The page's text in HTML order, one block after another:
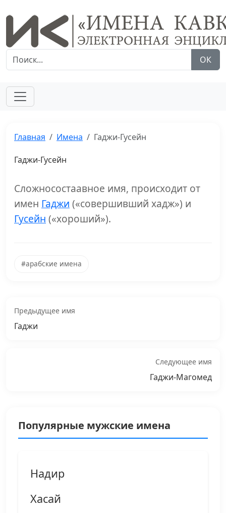
ОК
Главная Имена Гаджи-Гусейн
Гаджи-Гусейн
Сложносостаавное имя, происходит от
имен Гаджи («совершивший хадж») и
Гусейн («хороший»).
#арабские имена
Предыдущее имя
Гаджи
Следующее имя
Гаджи-Магомед
Популярные мужские имена
Надир
Хасай